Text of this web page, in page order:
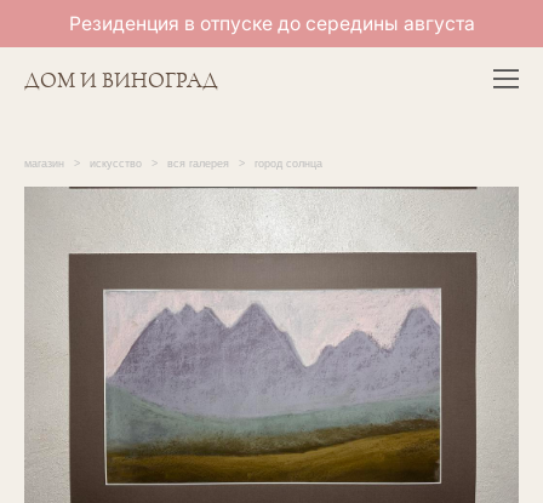
Резиденция в отпуске до середины августа
ДОМ И ВИНОГРАД
магазин > искусство > вся галерея > город солнца